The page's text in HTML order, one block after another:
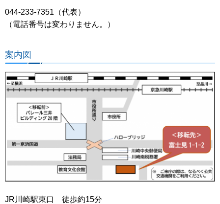
044-233-7351（代表）
（電話番号は変わりません。）
案内図
JR川崎駅東口 徒歩約15分